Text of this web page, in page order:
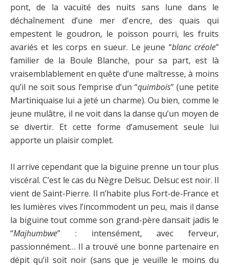
pont, de la vacuité des nuits sans lune dans le
déchaînement d’une mer d'encre, des quais qui
empestent le goudron, le poisson pourri, les fruits
avariés et les corps en sueur. Le jeune “blanc créole”
familier de la Boule Blanche, pour sa part, est là
vraisemblablement en quête d’une maîtresse, à moins
qu’il ne soit sous l’emprise d’un “quimbois” (une petite
Martiniquaise lui a jeté un charme). Ou bien, comme le
jeune mulâtre, il ne voit dans la danse qu’un moyen de
se divertir. Et cette forme d’amusement seule lui
apporte un plaisir complet.
Il arrive cependant que la biguine prenne un tour plus
viscéral. C’est le cas du Nègre Delsuc. Delsuc est noir. Il
vient de Saint-Pierre. Il n’habite plus Fort-de-France et
les lumières vives l’incommodent un peu, mais il danse
la biguine tout comme son grand-père dansait jadis le
“Majhumbwe” : intensément, avec ferveur,
passionnément… Il a trouvé une bonne partenaire en
dépit qu’il soit noir (sans que je veuille le moins du